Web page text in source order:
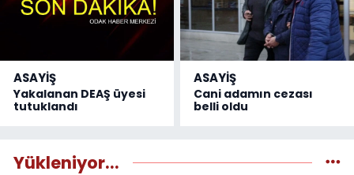
ASAYİŞ
Yakalanan DEAŞ üyesi
tutuklandı
ASAYİŞ
Cani adamın cezası
belli oldu
Yükleniyor...